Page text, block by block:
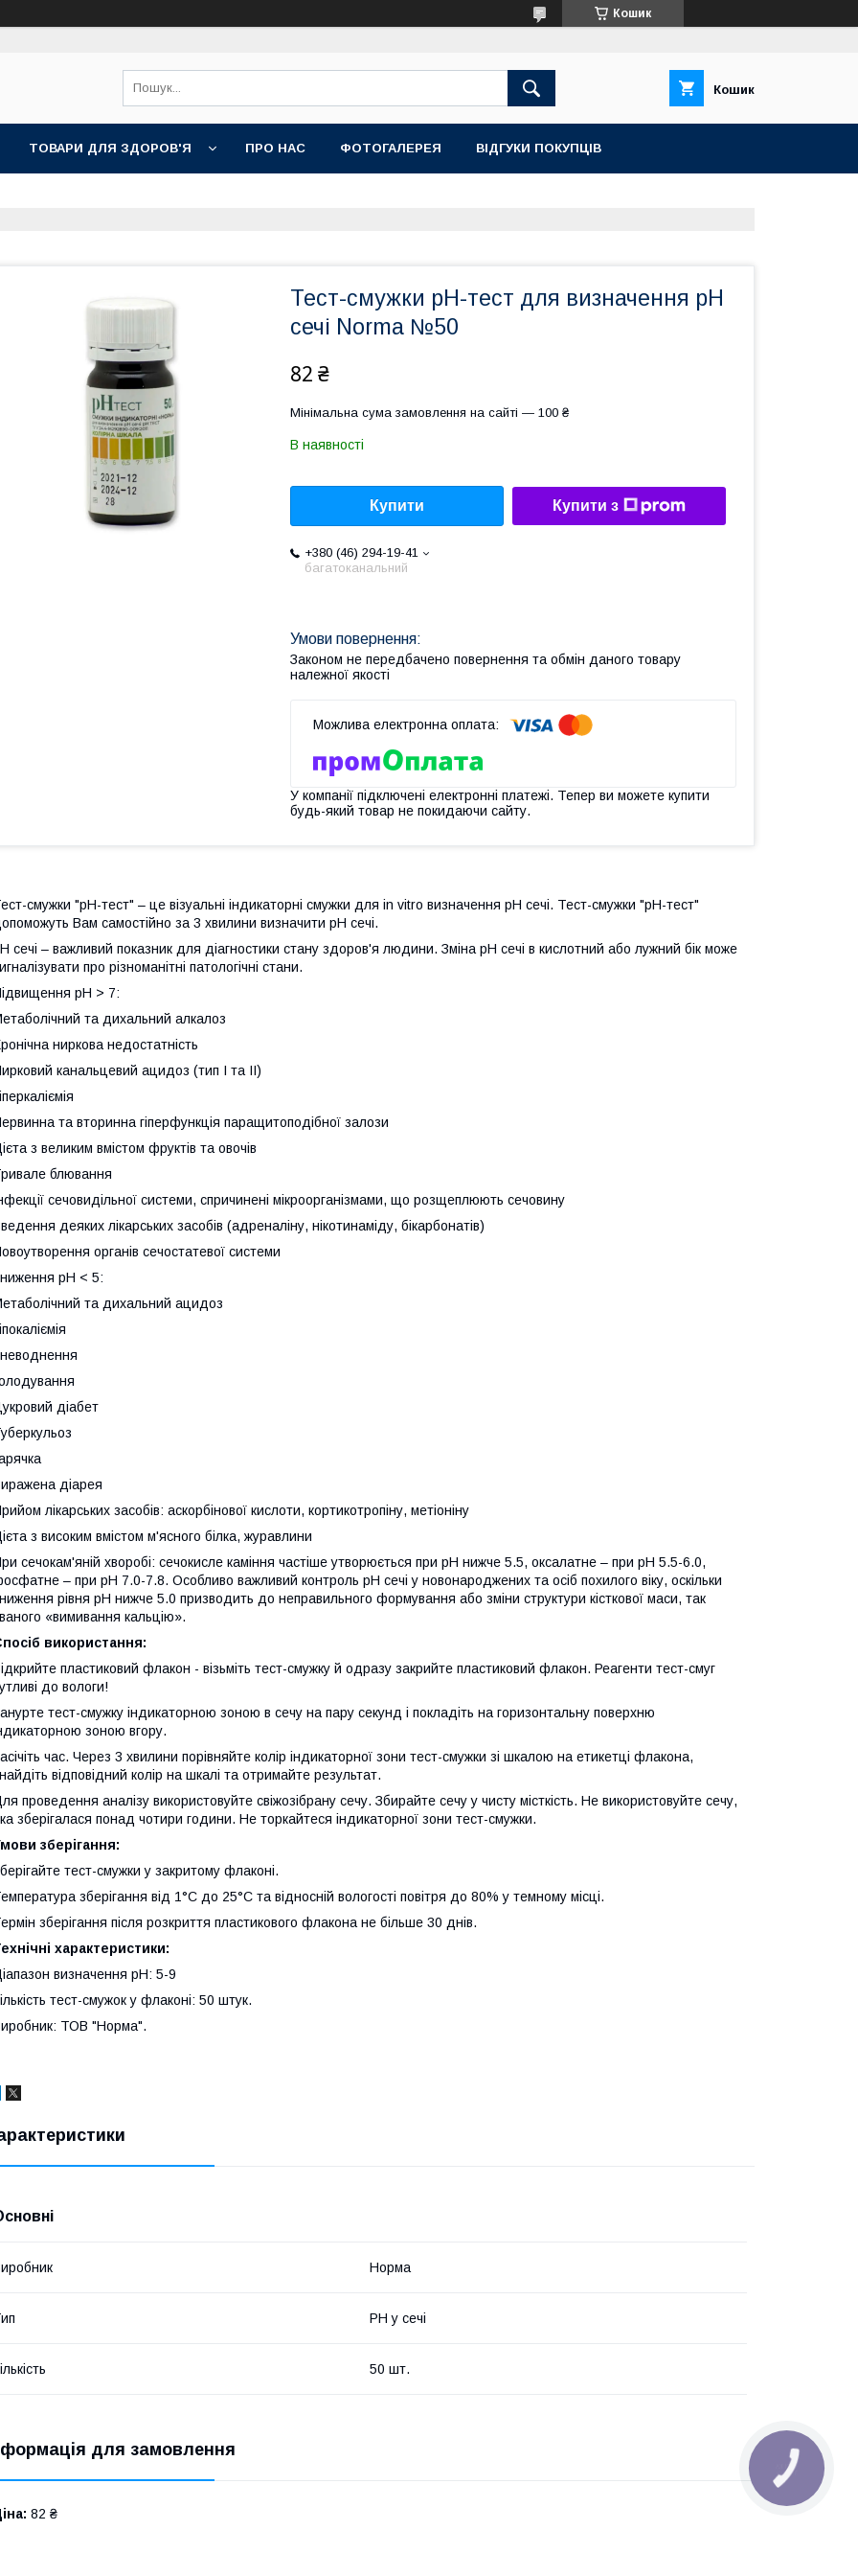
Кошик
Кошик
ТОВАРИ ДЛЯ ЗДОРОВ'Я ПРО НАС ФОТОГАЛЕРЕЯ ВІДГУКИ ПОКУПЦІВ
Тест-смужки pH-тест для визначення pH
сечі Norma №50
82 ₴
Мінімальна сума замовлення на сайті — 100 ₴
В наявності
Купити Купити з
+380 (46) 294-19-41
багатоканальний
Законом не передбачено повернення та обмін даного товару
належної якості
У компанії підключені електронні платежі. Тепер ви можете купити
будь-який товар не покидаючи сайту.
смужки "pH-тест" – це візуальні індикаторні смужки для in vitro визначення pH сечі. Тест-смужки "pH-тест"
Вам самостійно за 3 хвилини визначити pH сечі.
сечі – важливий показник для діагностики стану здоров'я людини. Зміна pH сечі в кислотний або лужний бік може
про різноманітні патологічні стани.
pH > 7:
та дихальний алкалоз
ниркова недостатність
канальцевий ацидоз (тип І та II)
та вторинна гіперфункція паращитоподібної залози
з великим вмістом фруктів та овочів
блювання
сечовидільної системи, спричинені мікроорганізмами, що розщеплюють сечовину
деяких лікарських засобів (адреналіну, нікотинаміду, бікарбонатів)
органів сечостатевої системи
pH < 5:
та дихальний ацидоз
діабет
діарея
лікарських засобів: аскорбінової кислоти, кортикотропіну, метіоніну
з високим вмістом м'ясного білка, журавлини
сечокам'яній хворобі: сечокисле каміння частіше утворюється при pH нижче 5.5, оксалатне – при pH 5.5-6.0,
– при pH 7.0-7.8. Особливо важливий контроль pH сечі у новонароджених та осіб похилого віку, оскільки
рівня pH нижче 5.0 призводить до неправильного формування або зміни структури кісткової маси, так
«вимивання кальцію».
використання:
пластиковий флакон - візьміть тест-смужку й одразу закрийте пластиковий флакон. Реагенти тест-смуг
до вологи!
тест-смужку індикаторною зоною в сечу на пару секунд і покладіть на горизонтальну поверхню
зоною вгору.
час. Через 3 хвилини порівняйте колір індикаторної зони тест-смужки зі шкалою на етикетці флакона,
відповідний колір на шкалі та отримайте результат.
проведення аналізу використовуйте свіжозібрану сечу. Збирайте сечу у чисту місткість. Не використовуйте сечу,
зберігалася понад чотири години. Не торкайтеся індикаторної зони тест-смужки.
зберігання:
тест-смужки у закритому флаконі.
зберігання від 1°C до 25°C та відносній вологості повітря до 80% у темному місці.
зберігання після розкриття пластикового флакона не більше 30 днів.
характеристики:
визначення pH: 5-9
тест-смужок у флаконі: 50 штук.
ТОВ "Норма".
Норма
PH у сечі
50 шт.
для замовлення
82 ₴